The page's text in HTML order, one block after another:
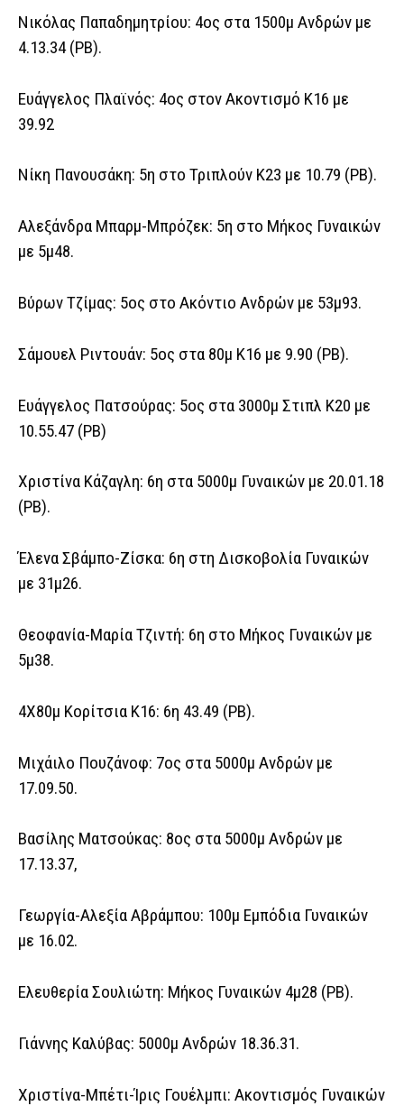
Νικόλας Παπαδημητρίου: 4ος στα 1500μ Ανδρών με
4.13.34 (ΡΒ).
Ευάγγελος Πλαϊνός: 4ος στον Ακοντισμό Κ16 με
39.92
Νίκη Πανουσάκη: 5η στο Τριπλούν Κ23 με 10.79 (ΡΒ).
Αλεξάνδρα Μπαρμ-Μπρόζεκ: 5η στο Μήκος Γυναικών
με 5μ48.
Βύρων Τζίμας: 5ος στο Ακόντιο Ανδρών με 53μ93.
Σάμουελ Ριντουάν: 5ος στα 80μ Κ16 με 9.90 (ΡΒ).
Ευάγγελος Πατσούρας: 5ος στα 3000μ Στιπλ Κ20 με
10.55.47 (ΡΒ)
Χριστίνα Κάζαγλη: 6η στα 5000μ Γυναικών με 20.01.18
(ΡΒ).
Έλενα Σβάμπο-Ζίσκα: 6η στη Δισκοβολία Γυναικών
με 31μ26.
Θεοφανία-Μαρία Τζιντή: 6η στο Μήκος Γυναικών με
5μ38.
4Χ80μ Κορίτσια Κ16: 6η 43.49 (ΡΒ).
Μιχάιλο Πουζάνοφ: 7ος στα 5000μ Ανδρών με
17.09.50.
Βασίλης Ματσούκας: 8ος στα 5000μ Ανδρών με
17.13.37,
Γεωργία-Αλεξία Αβράμπου: 100μ Εμπόδια Γυναικών
με 16.02.
Ελευθερία Σουλιώτη: Μήκος Γυναικών 4μ28 (ΡΒ).
Γιάννης Καλύβας: 5000μ Ανδρών 18.36.31.
Χριστίνα-Μπέτι-Ίρις Γουέλμπι: Ακοντισμός Γυναικών